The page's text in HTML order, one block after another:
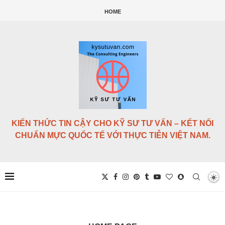
HOME
KIẾN THỨC TIN CẬY CHO KỸ SƯ TƯ VẤN – KẾT NỐI
CHUẨN MỰC QUỐC TẾ VỚI THỰC TIỄN VIỆT NAM.